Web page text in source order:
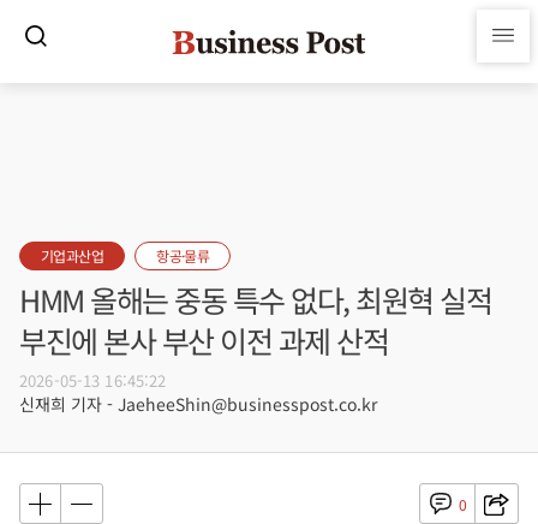
기업과산업 항공·물류
HMM 올해는 중동 특수 없다, 최원혁 실적
부진에 본사 부산 이전 과제 산적
2026-05-13 16:45:22
신재희 기자 - JaeheeShin@businesspost.co.kr
0